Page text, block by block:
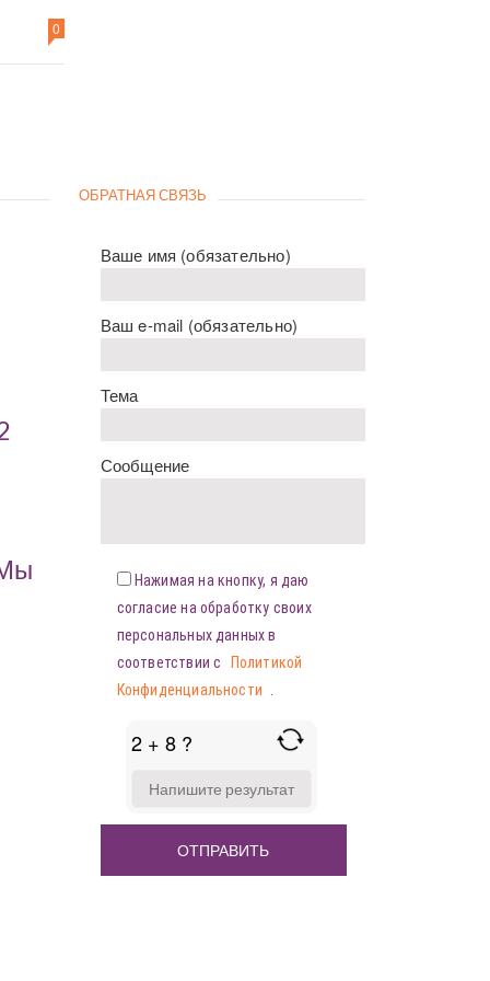
0
ОБРАТНАЯ СВЯЗЬ
Ваше имя (обязательно)
Ваш e-mail (обязательно)
Тема
Сообщение
Нажимая на кнопку, я даю
согласие на обработку своих
персональных данных в
соответствии с
Политикой
Конфиденциальности
2 + 8 ?
FOR